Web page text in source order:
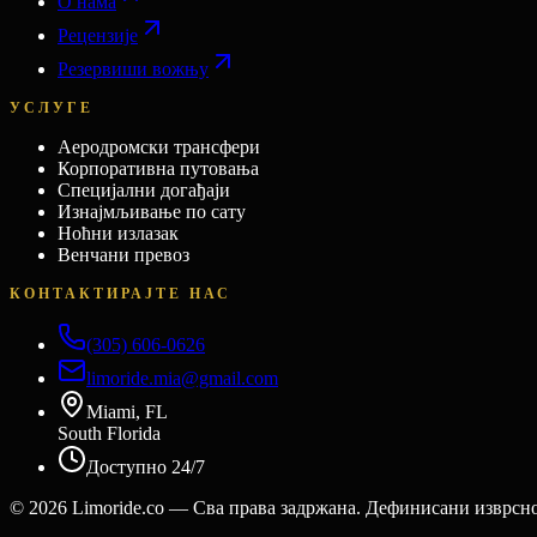
Рецензије
Резервиши вожњу
УСЛУГЕ
Аеродромски трансфери
Корпоративна путовања
Специјални догађаји
Изнајмљивање по сату
Ноћни излазак
Венчани превоз
КОНТАКТИРАЈТЕ НАС
(305) 606-0626
limoride.mia@gmail.com
Miami, FL
South Florida
Доступно 24/7
© 2026 Limoride.co — Сва права задржана. Дефинисани